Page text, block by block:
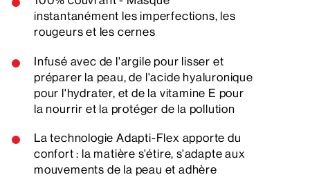
instantanément les imperfections, les
rougeurs et les cernes
Infusé avec de l'argile pour lisser et
préparer la peau, de l'acide hyaluronique
pour l'hydrater, et de la vitamine E pour
la nourrir et la protéger de la pollution
La technologie Adapti-Flex apporte du
confort : la matière s'étire, s'adapte aux
mouvements de la peau et adhère